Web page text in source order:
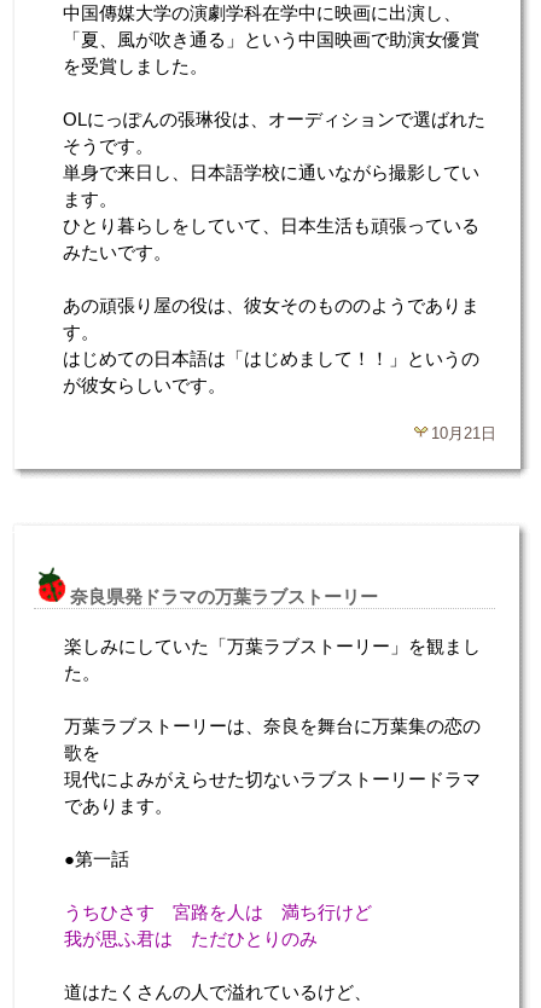
中国傳媒大学の演劇学科在学中に映画に出演し、
「夏、風が吹き通る」という中国映画で助演女優賞
を受賞しました。
OLにっぽんの張琳役は、オーディションで選ばれた
そうです。
単身で来日し、日本語学校に通いながら撮影してい
ます。
ひとり暮らしをしていて、日本生活も頑張っている
みたいです。
あの頑張り屋の役は、彼女そのもののようでありま
す。
はじめての日本語は「はじめまして！！」というの
が彼女らしいです。
10月21日
奈良県発ドラマの万葉ラブストーリー
楽しみにしていた「万葉ラブストーリー」を観まし
た。
万葉ラブストーリーは、奈良を舞台に万葉集の恋の
歌を
現代によみがえらせた切ないラブストーリードラマ
であります。
●第一話
うちひさす 宮路を人は 満ち行けど
我が思ふ君は ただひとりのみ
道はたくさんの人で溢れているけど、